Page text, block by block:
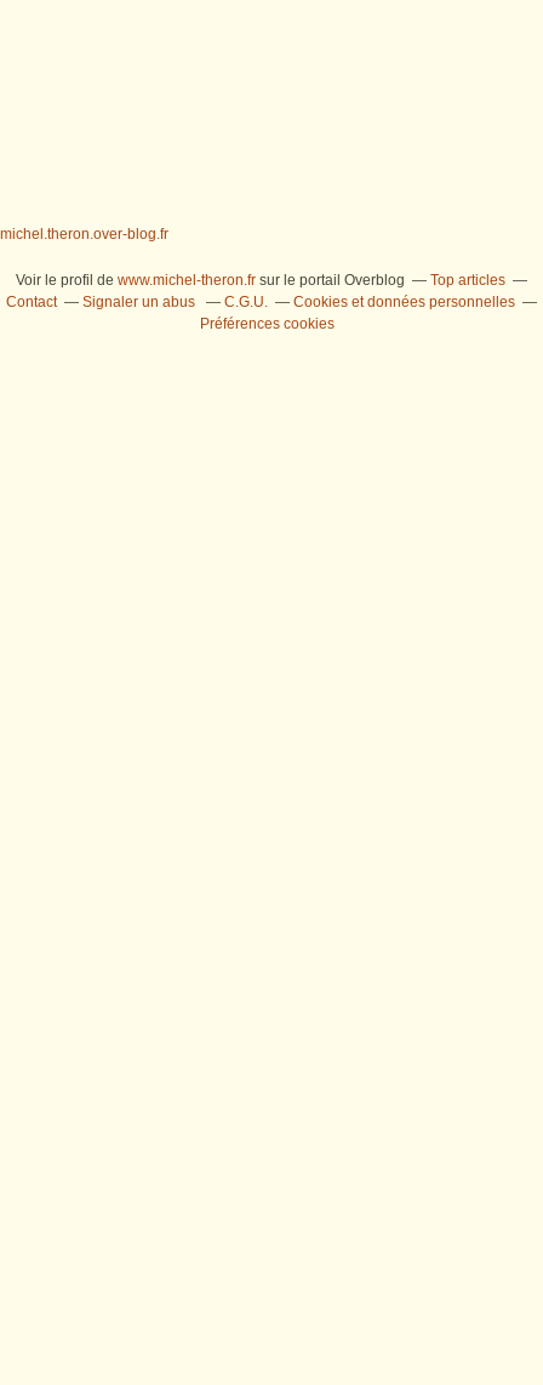
michel.theron.over-blog.fr
Voir le profil de www.michel-theron.fr sur le portail Overblog
Top articles
Contact
Signaler un abus C.G.U.
Cookies et données personnelles
Préférences cookies